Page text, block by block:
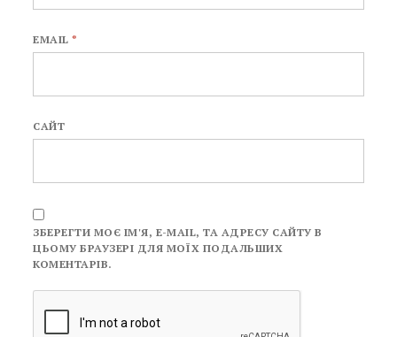
EMAIL*
САЙТ
ЗБЕРЕГТИ МОЄ ІМ'Я, E-MAIL, ТА АДРЕСУ САЙТУ В
ЦЬОМУ БРАУЗЕРІ ДЛЯ МОЇХ ПОДАЛЬШИХ
КОМЕНТАРІВ.